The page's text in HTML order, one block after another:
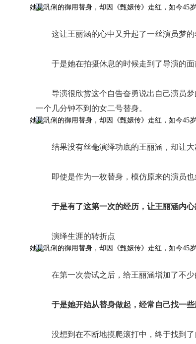
这让王丽涵的心中又升起了一丝演员梦的
于是她在拍摄休息的时候走到了导演的
导演很欣赏这个自告奋勇说出自己演员
一个几分钟不到的女二号替身。
结果没有丝毫演绎功底的王丽涵，却让大
即使是作为一枚替身，模仿原来的演员也
于是有了这第一次的经历，让王丽涵内心
演绎生涯的转折点
在第一次尝试之后，给王丽涵增加了不少
于是她开始从替身做起，经常自己找一些
没想到在不断地摸爬滚打中，终于找到了